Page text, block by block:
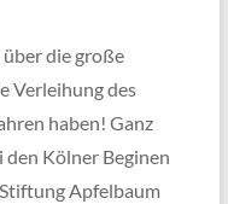
die große
Verleihung des
haben! Ganz
den Kölner Beginen
Apfelbaum